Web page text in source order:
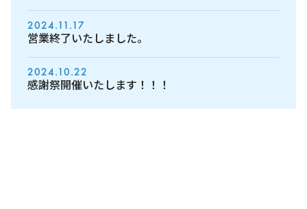
2024.11.17
営業終了いたしました。
2024.10.22
感謝祭開催いたします！！！